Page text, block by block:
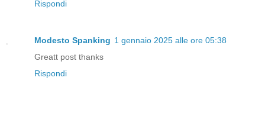
Rispondi
Modesto Spanking 1 gennaio 2025 alle ore 05:38
Greatt post thanks
Rispondi